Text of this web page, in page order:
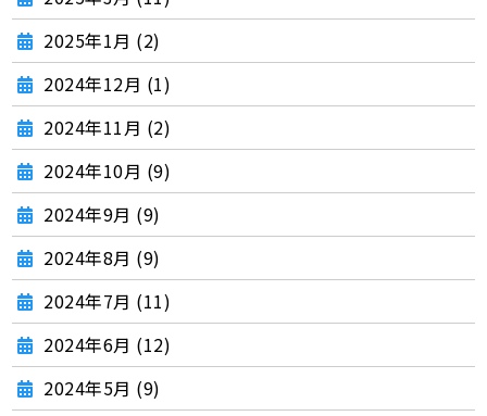
2025年1月 (2)
2024年12月 (1)
2024年11月 (2)
2024年10月 (9)
2024年9月 (9)
2024年8月 (9)
2024年7月 (11)
2024年6月 (12)
2024年5月 (9)